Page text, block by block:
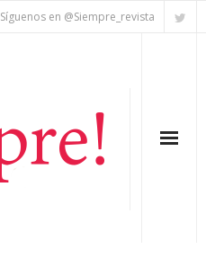
Síguenos en @Siempre_revista